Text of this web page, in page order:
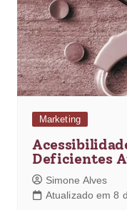
Marketing
Deficientes
Simone Alves
Atualizado em 8